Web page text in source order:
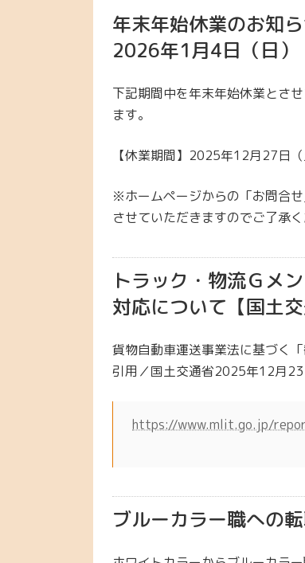
年末年始休業のお知
2026年1月4日（日）
下記期間中を年末年始休業とさ
ます。
【休業期間】2025年12月27日
※ホームページからの「お問合
させていただきますのでご了承
トラック・物流Ｇメ
対応について【国土交
貨物自動車運送事業法に基づく
引用／国土交通省2025年12月23
https://www.mlit.go.jp/
ブルーカラー職への